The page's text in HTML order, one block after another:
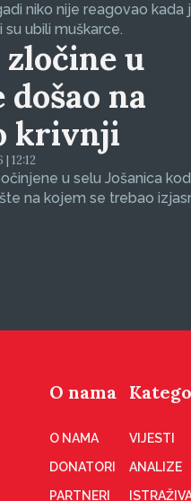
niko nije reagovao kada
ubili muškarce.
u
na
krivnji
12:12
u selu Jošanica
na kojem se trebao
O nama
O NAMA
DONATORI
PARTNERI
VIJESTI
ANALIZE